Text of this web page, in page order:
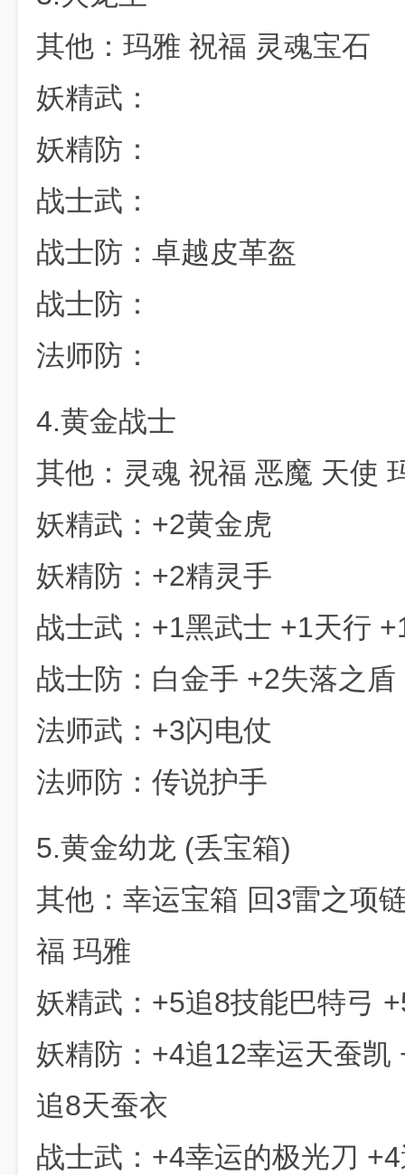
其他：玛雅 祝福 灵魂宝石
妖精武：
妖精防：
战士武：
战士防：卓越皮革盔
战士防：
法师防：
4.黄金战士
其他：灵魂 祝福 恶魔 天使
妖精武：+2黄金虎
妖精防：+2精灵手
战士武：+1黑武士 +1天行
战士防：白金手 +2失落之盾
法师武：+3闪电仗
法师防：传说护手
5.黄金幼龙 (丢宝箱)
其他：幸运宝箱 回3雷之项
福 玛雅
妖精武：+5追8技能巴特弓
妖精防：+4追12幸运天蚕
追8天蚕衣
战士武：+4幸运的极光刀